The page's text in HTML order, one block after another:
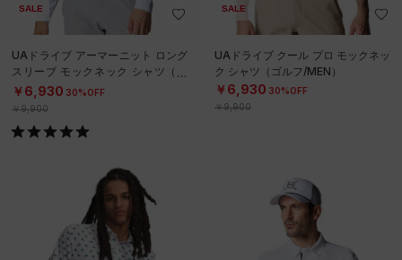
SALE
UAドライブ アーマーニット ロング
スリーブ モックネック シャツ（ゴ
ルフ/MEN）
￥6,930 30%OFF
￥9,900
SALE
UAドライブ クール プロ モックネッ
ク シャツ（ゴルフ/MEN）
￥6,930 30%OFF
￥9,900